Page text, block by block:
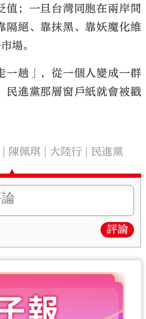
值；一旦台灣同胞在兩岸間
隔絕、靠抹黑、靠妖魔化維
場。
一趟」，從一個人變成一群
民進黨那層窗戶紙就會被戳
陳佩琪 大陸行 民進黨
評論